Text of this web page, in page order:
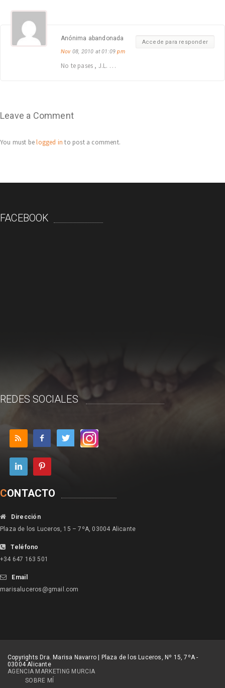
Accede para responder
Anónima abandonada
Nov08, 2010 at 01:09pm
No te pases , J.L. …
Leave a Comment
You must belogged in to post a comment.
FACEBOOK
REDES SOCIALES
CONTACTO
Dirección
Plaza de los Luceros, 15 – 7ºA, 03004 Alicante
Teléfono
+34 647 163 501
Email
marisaluceros@gmail.com
Copyrights Dra. Marisa Navarro | Plaza de los Luceros, Nº 15, 7ºA -
03004 Alicante
AGENCIA MARKETING MURCIA
SOBRE MÍ